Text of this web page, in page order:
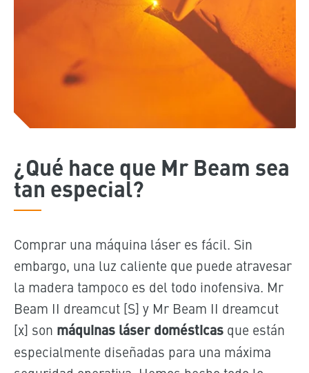
¿Qué hace que Mr Beam sea
tan especial?
Comprar una máquina láser es fácil. Sin
embargo, una luz caliente que puede atravesar
la madera tampoco es del todo inofensiva. Mr
Beam II dreamcut [S] y Mr Beam II dreamcut
[x] son ​​máquinas láser domésticasque están
especialmente diseñadas para una máxima